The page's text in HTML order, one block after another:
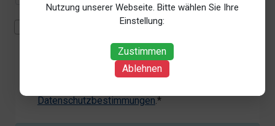
Nutzung unserer Webseite. Bitte wählen Sie Ihre
Einstellung:
Zustimmen
Ablehnen
Mit der Erhebung, Verarbeitung und Nutzung meiner
personenbezogenen Daten (Angaben, Datum und
Uhrzeit der Bewertungsabgabe, Referrer-URL) zum
Zweck der Bewertung erkläre ich mich
Datenschutzbestimmungen.*